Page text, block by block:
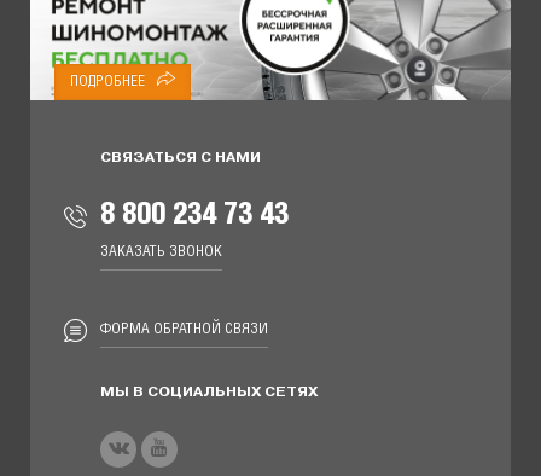
ПОДРОБНЕЕ
СВЯЗАТЬСЯ С НАМИ
8 800 234 73 43
ЗАКАЗАТЬ ЗВОНОК
ФОРМА ОБРАТНОЙ СВЯЗИ
МЫ В СОЦИАЛЬНЫХ СЕТЯХ